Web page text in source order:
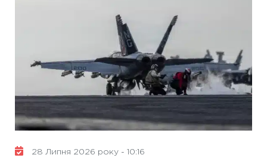
28 Липня 2026 року - 10:16